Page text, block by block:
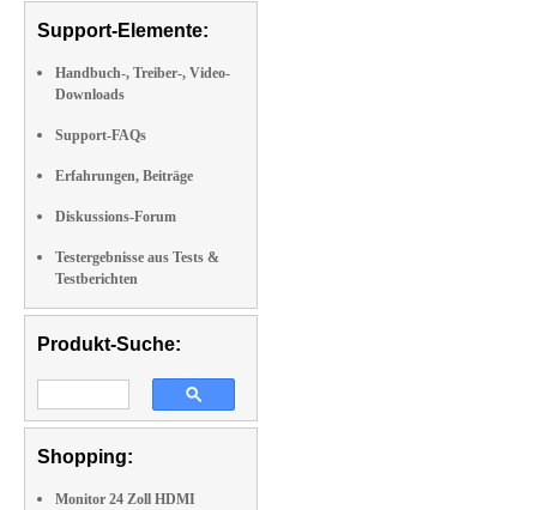
Support-Elemente:
Handbuch-, Treiber-, Video-
Downloads
Support-FAQs
Erfahrungen, Beiträge
Diskussions-Forum
Testergebnisse aus Tests &
Testberichten
Produkt-Suche:
Shopping:
Monitor 24 Zoll HDMI